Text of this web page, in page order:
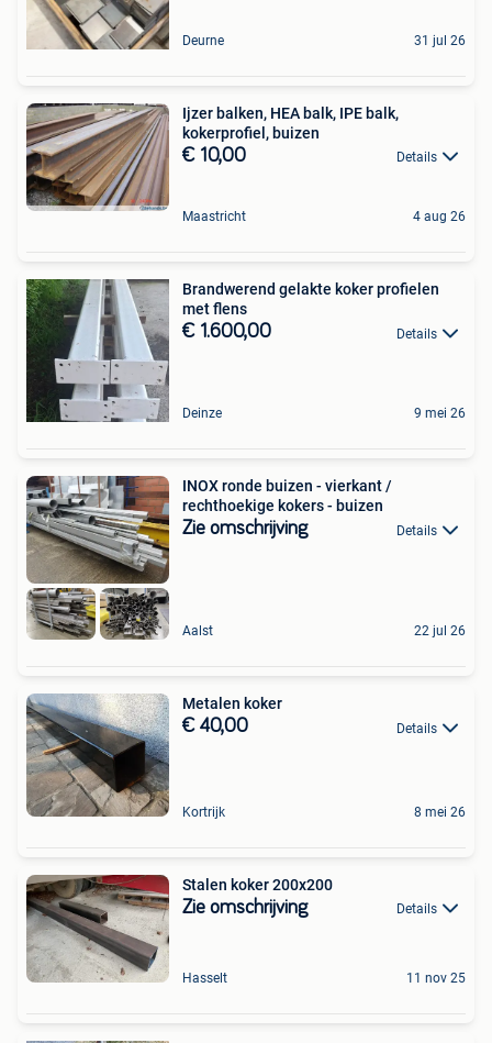
Deurne 31 jul 26
Ijzer balken, HEA balk, IPE balk,
kokerprofiel, buizen
€ 10,00 Details
Maastricht 4 aug 26
Brandwerend gelakte koker profielen
met flens
€ 1.600,00 Details
Deinze 9 mei 26
INOX ronde buizen - vierkant /
rechthoekige kokers - buizen
Zie omschrijving Details
Aalst 22 jul 26
Metalen koker
€ 40,00 Details
Kortrijk 8 mei 26
Stalen koker 200x200
Zie omschrijving Details
Hasselt 11 nov 25